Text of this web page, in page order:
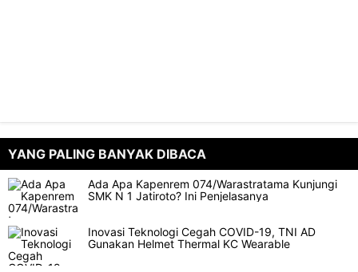
YANG PALING BANYAK DIBACA
Ada Apa Kapenrem 074/Warastratama Kunjungi
SMK N 1 Jatiroto? Ini Penjelasanya
Inovasi Teknologi Cegah COVID-19, TNI AD
Gunakan Helmet Thermal KC Wearable